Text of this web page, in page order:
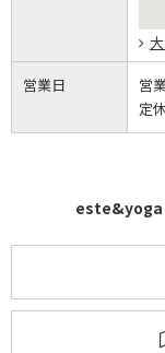
営業日 営
定
este&yoga